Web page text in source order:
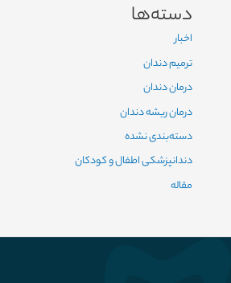
دسته‌ها
اخبار
ترمیم دندان
درمان دندان
درمان ریشه دندان
دسته‌بندی نشده
دندانپزشکی اطفال و کودکان
مقاله